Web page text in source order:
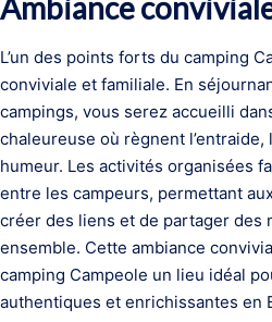
Ambiance
L’un des points forts du camping
conviviale et familiale. En
campings, vous serez accueilli
chaleureuse où règnent
humeur. Les activités organisées
entre les campeurs, permettant
créer des liens et de partager des
ensemble. Cette ambiance
camping Campeole un lieu idéal
authentiques et enrichissantes en